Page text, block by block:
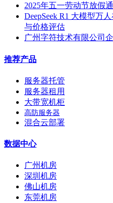
2025年五一劳动节放假
DeepSeek R1 大模型万
与价格评估
广州字符技术有限公司
推荐产品
服务器托管
服务器租用
大带宽机柜
高防服务器
混合云部署
数据中心
广州机房
深圳机房
佛山机房
东莞机房